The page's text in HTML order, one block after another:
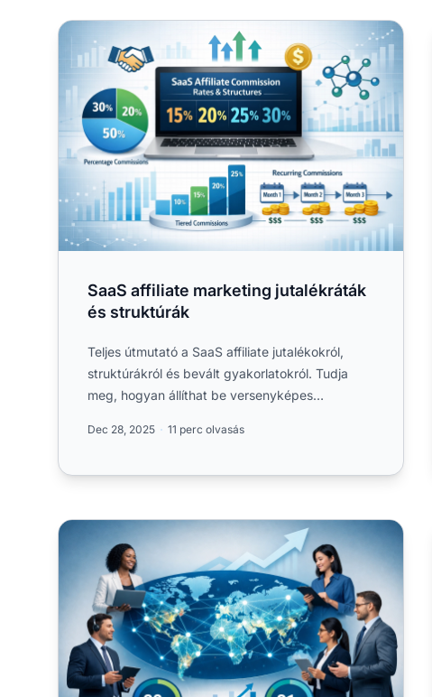
SaaS affiliate marketing jutalékráták és struktúrák
SaaS affiliate marketing jutalékráták
és struktúrák
Teljes útmutató a SaaS affiliate jutalékokról,
struktúrákról és bevált gyakorlatokról. Tudja
meg, hogyan állíthat be versenyképes
Dec 28, 2025 11 perc olvasás
Hány vállalkozás használ affiliate marketinget: